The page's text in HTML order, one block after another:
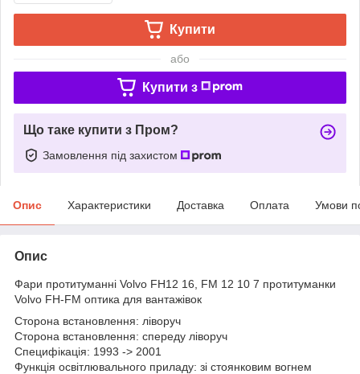
Купити
або
Купити з
Що таке купити з Пром?
Замовлення під захистом
Опис Характеристики Доставка Оплата Умови
Опис
Фари протитуманні Volvo FH12 16, FM 12 10 7 протитуманки
Volvo FH-FM оптика для вантажівок
Сторона встановлення: ліворуч
Сторона встановлення: спереду ліворуч
Специфікація: 1993 -> 2001
Функція освітлювального приладу: зі стоянковим вогнем